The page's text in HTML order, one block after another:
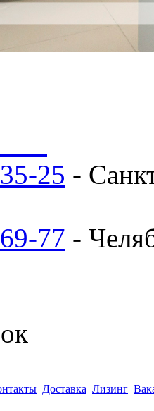
25 -
77 -
Доставка Лизинг